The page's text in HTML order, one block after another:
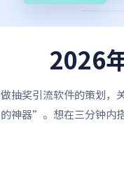
2026
做抽奖引流软件的策划，
的神器”。想在三分钟内